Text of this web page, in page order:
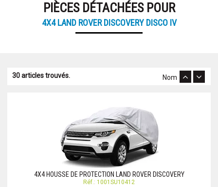
PIÈCES DÉTACHÉES POUR
4X4 LAND ROVER DISCOVERY DISCO IV
30 articles trouvés. Nom
4X4 HOUSSE DE PROTECTION LAND ROVER DISCOVERY
Réf.: 1001SU10412